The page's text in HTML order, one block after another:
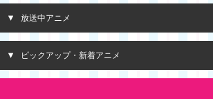
放送中アニメ
ピックアップ・新着アニメ